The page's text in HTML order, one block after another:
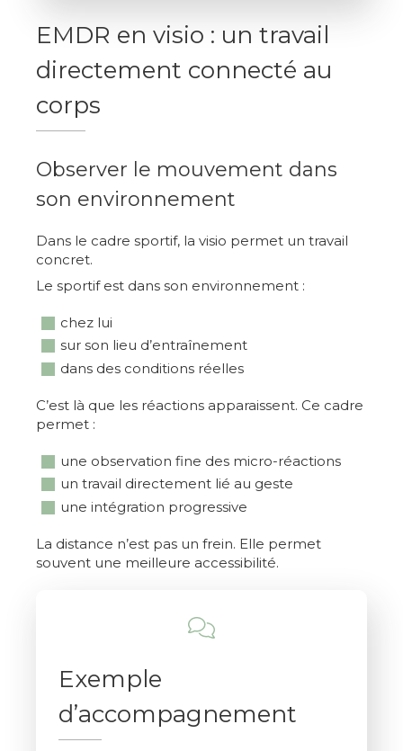
EMDR en visio : un travail
directement connecté au
corps
Observer le mouvement dans
son environnement
Dans le cadre sportif, la visio permet un travail
concret.
Le sportif est dans son environnement :
chez lui
sur son lieu d’entraînement
dans des conditions réelles
C’est là que les réactions apparaissent. Ce cadre
permet :
une observation fine des micro-réactions
un travail directement lié au geste
une intégration progressive
La distance n’est pas un frein. Elle permet
souvent une meilleure accessibilité.
Exemple
d’accompagnement